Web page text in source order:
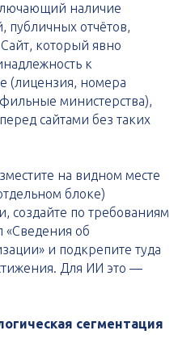
наличие
публичных отчётов,
который явно
к
(лицензия, номера
министерства),
сайтами без таких
на видном месте
блоке)
по требованиям
«Сведения об
и подкрепите туда
Для ИИ это —
сегментация